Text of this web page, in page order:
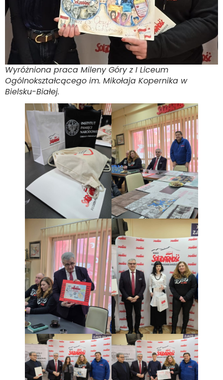
Wyróżniona praca Mileny Góry z I Liceum
Ogólnokształcącego im. Mikołaja Kopernika w
Bielsku-Białej.